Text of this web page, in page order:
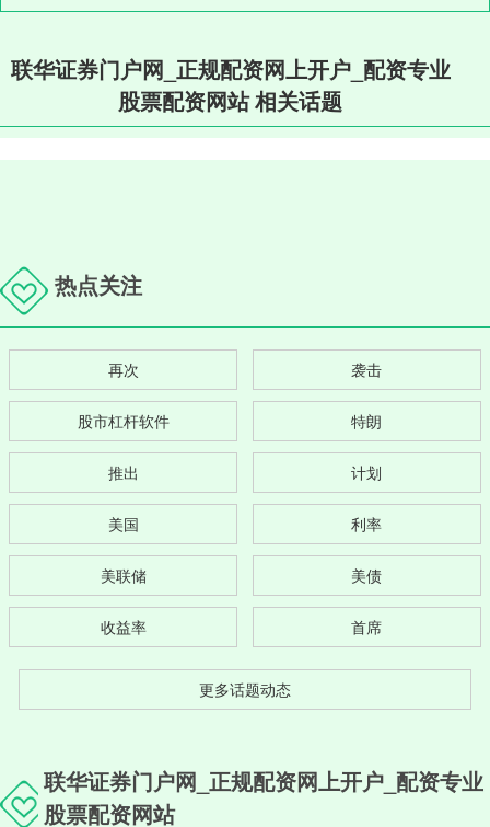
联华证券门户网_正规配资网上开户_配资专业
股票配资网站 相关话题
热点关注
再次 袭击
股市杠杆软件 特朗
推出 计划
美国 利率
美联储 美债
收益率 首席
更多话题动态
联华证券门户网_正规配资网上开户_配资专业
股票配资网站